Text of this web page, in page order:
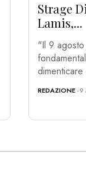
Strage
Lamis,...
"Il 9
REDAZIONE- 9